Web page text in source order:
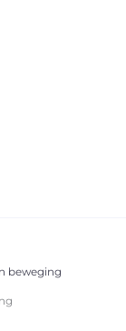
beweging